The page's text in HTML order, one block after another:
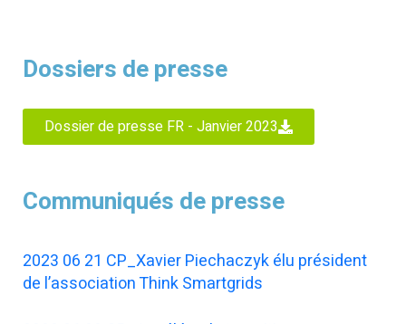
Dossiers de presse
Dossier de presse FR - Janvier 2023
Communiqués de presse
2023 06 21 CP_Xavier Piechaczyk élu président
de l’association Think Smartgrids